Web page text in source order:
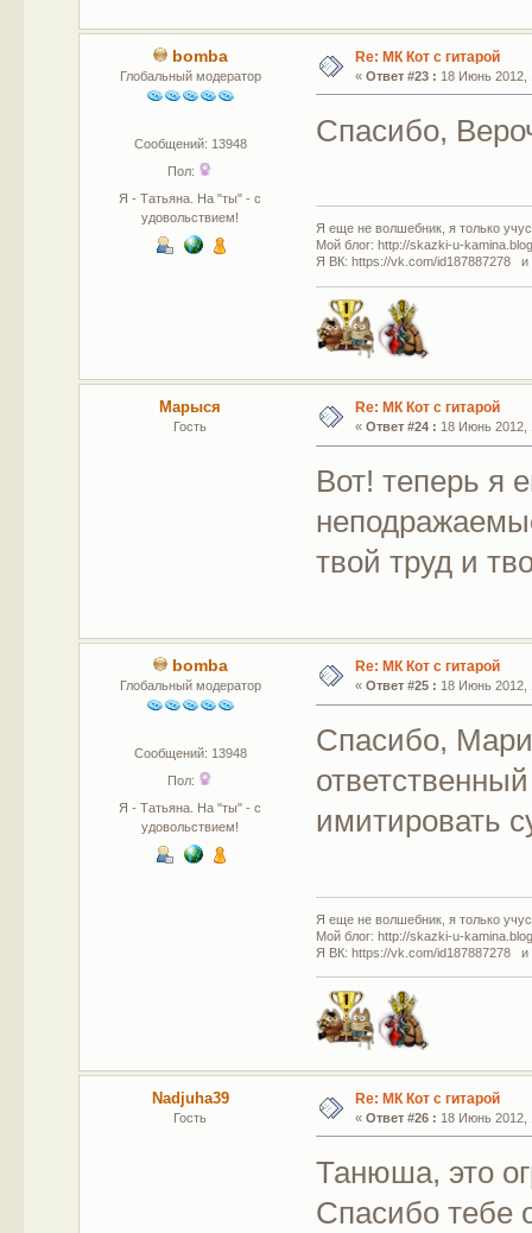
bomba
Глобальный модератор
Сообщений: 13948
Пол:
Я - Татьяна. На "ты" - с
удовольствием!
Re: МК Кот с гитарой
« Ответ #23 : 18 Июнь 2012,
Спасибо,
Я еще не волшебник, я только
Мой блог: http://skazki-u-
Я ВК: https://vk.com/id187887278 и
Марыся
Гость
Re: МК Кот с гитарой
« Ответ #24 : 18 Июнь 2012,
Вот! теперь я
твой труд и
bomba
Глобальный модератор
Сообщений: 13948
Пол:
Я - Татьяна. На "ты" - с
удовольствием!
Re: МК Кот с гитарой
« Ответ #25 : 18 Июнь 2012,
Спасибо,
имитировать
Я еще не волшебник, я только
Мой блог: http://skazki-u-
Я ВК: https://vk.com/id187887278 и
Nadjuha39
Гость
Re: МК Кот с гитарой
« Ответ #26 : 18 Июнь 2012,
Танюша, это
Спасибо тебе